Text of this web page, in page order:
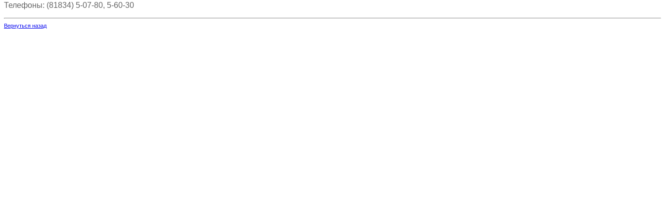
Телефоны: (81834) 5-07-80, 5-60-30
Вернуться назад